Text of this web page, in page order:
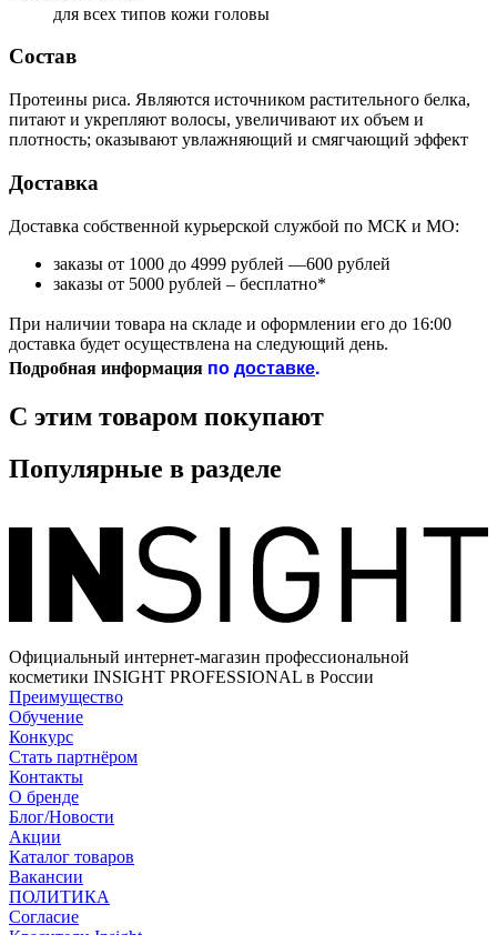
для всех типов кожи головы
Состав
Протеины риса. Являются источником растительного белка,
питают и укрепляют волосы, увеличивают их объем и
плотность; оказывают увлажняющий и смягчающий эффект
Доставка
Доставка собственной курьерской службой по МСК и МО:
заказы от 1000 до 4999 рублей —600 рублей
заказы от 5000 рублей – бесплатно*
При наличии товара на складе и оформлении его до 16:00
доставка будет осуществлена на следующий день.
Подробная информация подоставке.
С этим товаром покупают
Популярные в разделе
Официальный интернет-магазин профессиональной
косметики INSIGHT PROFESSIONAL в России
Преимущество
Обучение
Конкурс
Стать партнёром
Контакты
О бренде
Блог/Новости
Акции
Каталог товаров
Вакансии
ПОЛИТИКА
Согласие